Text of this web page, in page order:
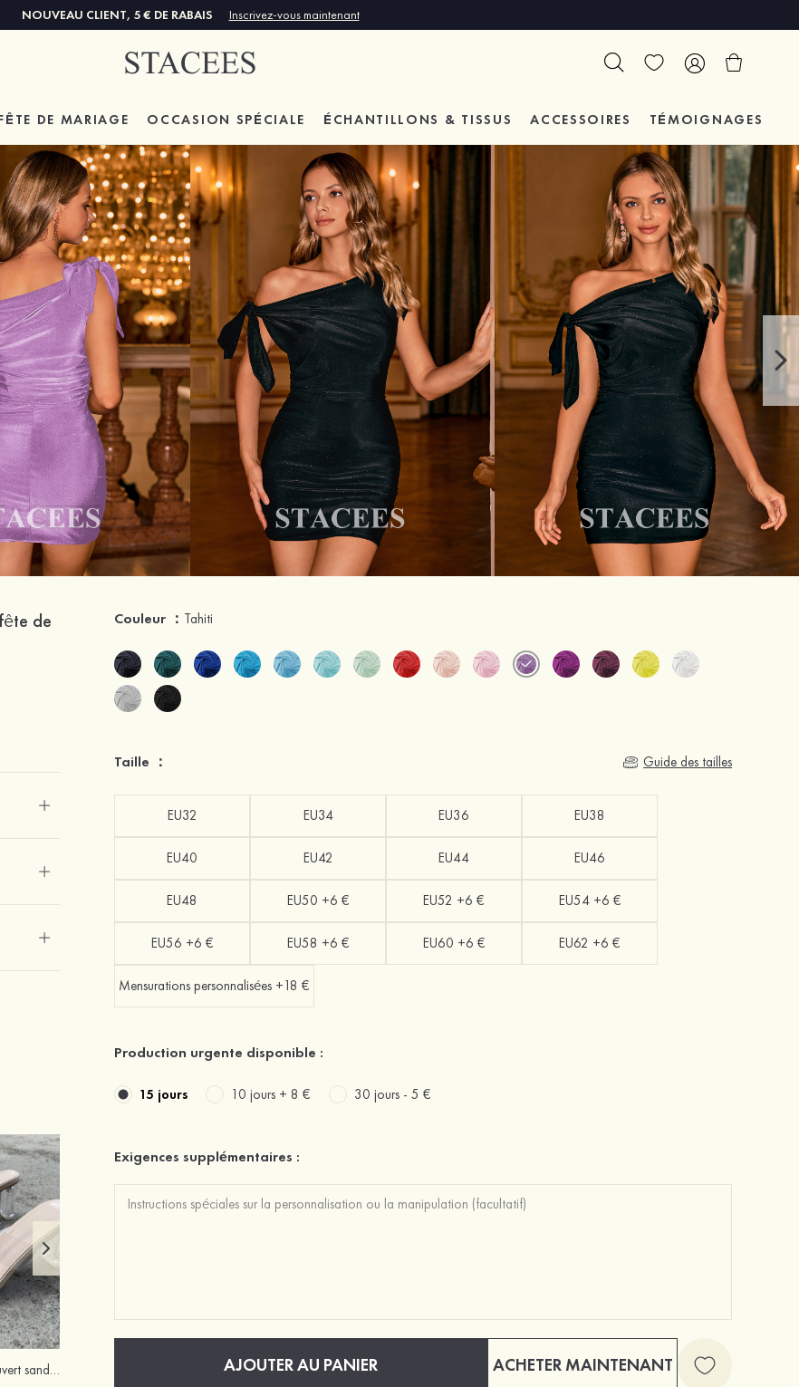
NOUVEAU CLIENT, 5 € DE RABAIS Inscrivez-vous maintenant
DE MARIAGE OCCASION SPÉCIALE ÉCHANTILLONS & TISSUS ACCESSOIRES TÉMOIGNAGES
de
PU talons à bout ouvert sandales talon en cristal fête et soirée chaussures de mode PU talons sandales talon bottier outdoor fête et soirée bal occasion spéciale mariage chaussures Mariée onirique polyester soutien-gorge
Couleur ： Tahiti
Taille ： Guide des tailles
EU32 EU34 EU36 EU38
EU40 EU42 EU44 EU46
EU48 EU50 +6 € EU52 +6 € EU54 +6 €
EU56 +6 € EU58 +6 € EU60 +6 € EU62 +6 €
Mensurations personnalisées +18 €
Production urgente disponible :
15 jours 10 jours + 8 € 30 jours -5 €
Exigences supplémentaires :
AJOUTER AU PANIER ACHETER MAINTENANT